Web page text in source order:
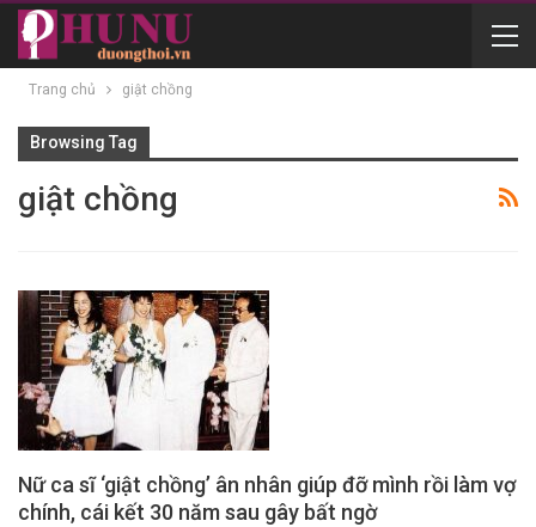
Trang chủ giật chồng
Browsing Tag
giật chồng
Nữ ca sĩ ‘giật chồng’ ân nhân giúp đỡ mình rồi làm vợ
chính, cái kết 30 năm sau gây bất ngờ